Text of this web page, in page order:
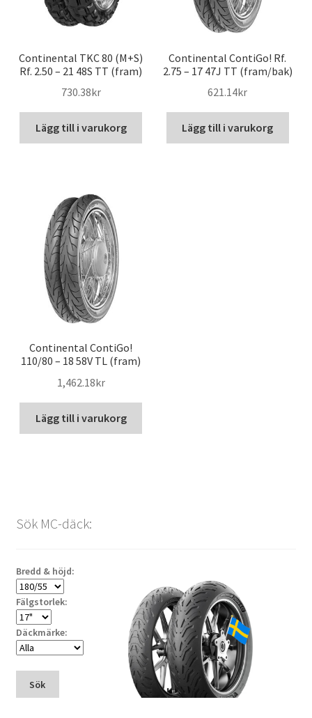
Continental TKC 80 (M+S)
Rf. 2.50 – 21 48S TT (fram)
730.38kr
Lägg till i varukorg
Continental ContiGo! Rf.
2.75 – 17 47J TT (fram/bak)
621.14kr
Lägg till i varukorg
Continental ContiGo!
110/80 – 18 58V TL (fram)
1,462.18kr
Lägg till i varukorg
Sök MC-däck:
Bredd & höjd:
Fälgstorlek:
Däckmärke:
Sök